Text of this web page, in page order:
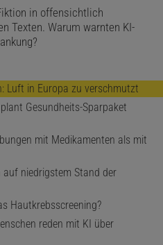
in offensichtlich
Texten. Warum warnten KI-
Luft in Europa zu verschmutzt
Gesundheits-Sparpaket
mit Medikamenten als mit
auf niedrigstem Stand der
Hautkrebsscreening?
reden mit KI über